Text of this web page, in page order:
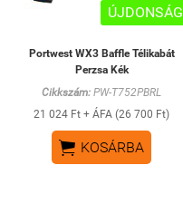
ÚJDONSÁG
Portwest WX3 Baffle Télikabát
Perzsa Kék
Cikkszám: PW-T752PBRL
21 024 Ft + ÁFA (26 700 Ft)
 KOSÁRBA